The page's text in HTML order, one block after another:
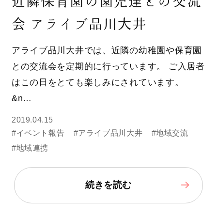
会 アライブ品川大井
アライブ品川大井では、近隣の幼稚園や保育園
との交流会を定期的に行っています。 ご入居者
はこの日をとても楽しみにされています。
&n…
2019.04.15
#イベント報告
#アライブ品川大井
#地域交流
#地域連携
続きを読む